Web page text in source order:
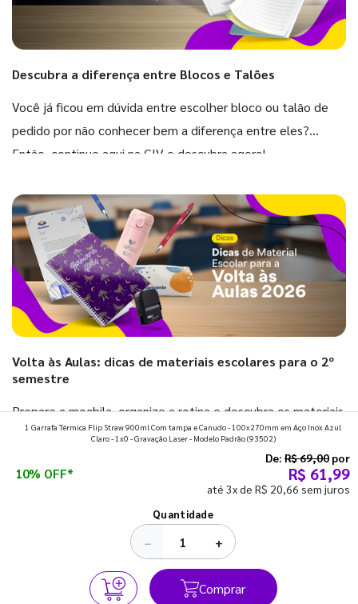
Descubra a diferença entre Blocos e Talões
Você já ficou em dúvida entre escolher bloco ou talão de
pedido por não conhecer bem a diferença entre eles?
Então, continue aqui na GIV e descubra agora!
Volta às Aulas: dicas de materiais escolares para o 2º
semestre
Prepare a mochila, organize a rotina e descubra os materiais
que fazem toda diferença para começar o segundo
1 Garrafa Térmica Flip Straw 900ml Com tampa e Canudo - 100x270mm em Aço Inox Azul
Claro - 1x0 - Gravação Laser - Modelo Padrão(93502)
10% OFF*
De: R$ 69,00 por
R$ 61,99
até 3x de R$ 20,66 sem juros
Quantidade
− +
Comprar